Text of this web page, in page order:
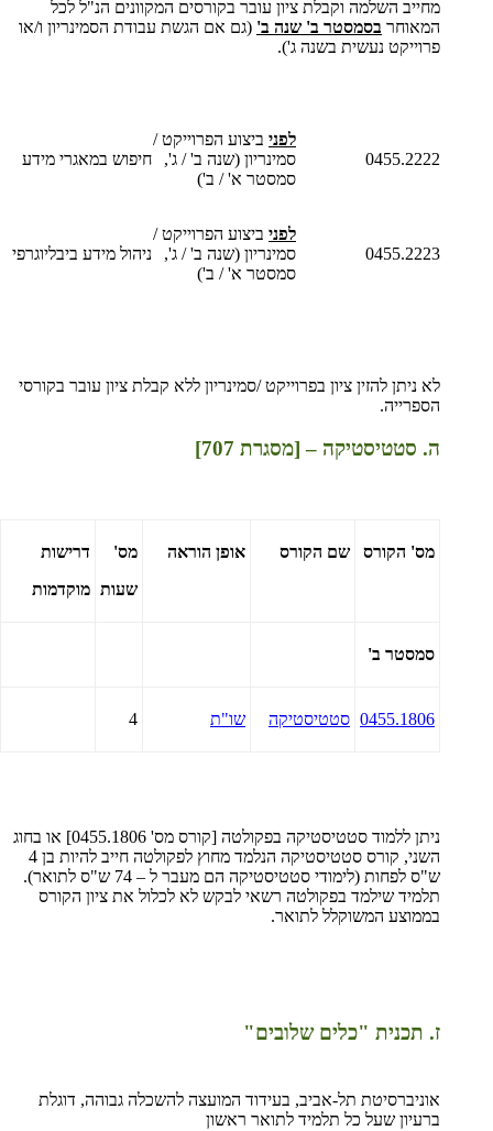
מחייב השלמה וקבלת ציון עובר בקורסים המקוונים הנ"ל לכל
המאוחר בסמסטר ב' שנה ב' (גם אם הגשת עבודת הסמינריון ו/או
פרוייקט נעשית בשנה ג').
0455.2222
לפני ביצוע הפרוייקט /
סמינריון (שנה ב' / ג',
סמסטר א' / ב')
חיפוש במאגרי מידע
0455.2223
לפני ביצוע הפרוייקט /
סמינריון (שנה ב' / ג',
סמסטר א' / ב')
ניהול מידע ביבליוגרפי
לא ניתן להזין ציון בפרוייקט /סמינריון ללא קבלת ציון עובר בקורסי
הספרייה.
ה. סטטיסטיקה – [מסגרת 707]
מס' הקורס שם הקורס אופן הוראה
מס'
שעות
דרישות
מוקדמות
סמסטר ב'
0455.1806 סטטיסטיקה שו"ת 4
ניתן ללמוד סטטיסטיקה בפקולטה [קורס מס' 0455.1806] או בחוג
השני, קורס סטטיסטיקה הנלמד מחוץ לפקולטה חייב להיות בן 4
ש"ס לפחות (לימודי סטטיסטיקה הם מעבר ל – 74 ש"ס לתואר).
תלמיד שילמד בפקולטה רשאי לבקש לא לכלול את ציון הקורס
בממוצע המשוקלל לתואר.
ז. תכנית "כלים שלובים"
אוניברסיטת תל-אביב, בעידוד המועצה להשכלה גבוהה, דוגלת
ברעיון שעל כל תלמיד לתואר ראשון